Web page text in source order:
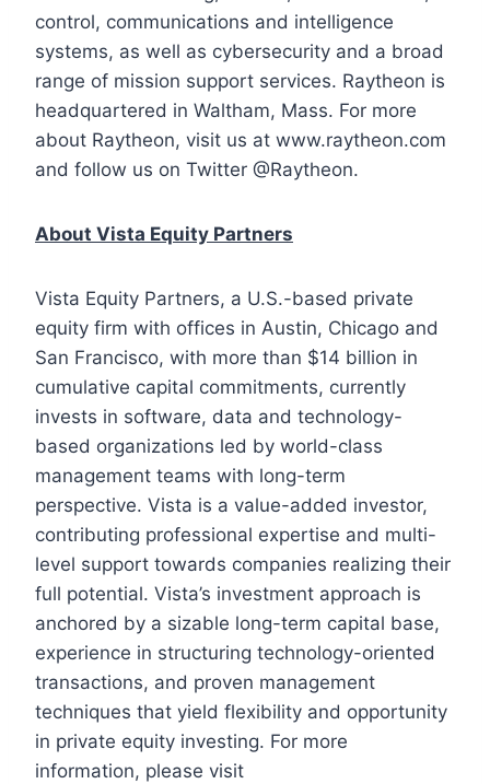
control, communications and intelligence
systems, as well as cybersecurity and a broad
range of mission support services. Raytheon is
headquartered in Waltham, Mass. For more
about Raytheon, visit us at www.raytheon.com
and follow us on Twitter @Raytheon.
About Vista Equity Partners
Vista Equity Partners, a U.S.-based private
equity firm with offices in Austin, Chicago and
San Francisco, with more than $14 billion in
cumulative capital commitments, currently
invests in software, data and technology-
based organizations led by world-class
management teams with long-term
perspective. Vista is a value-added investor,
contributing professional expertise and multi-
level support towards companies realizing their
full potential. Vista’s investment approach is
anchored by a sizable long-term capital base,
experience in structuring technology-oriented
transactions, and proven management
techniques that yield flexibility and opportunity
in private equity investing. For more
information, please visit